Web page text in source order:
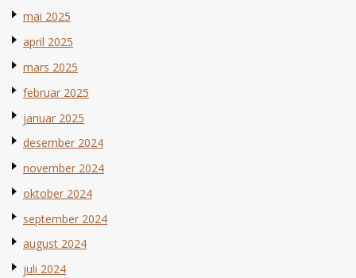
mai 2025
april 2025
mars 2025
februar 2025
januar 2025
desember 2024
november 2024
oktober 2024
september 2024
august 2024
juli 2024